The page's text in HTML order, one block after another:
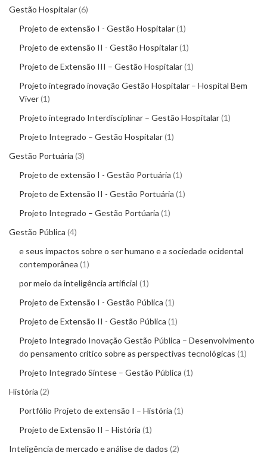
Gestão Hospitalar 6
Projeto de extensão I - Gestão Hospitalar 1
Projeto de extensão II - Gestão Hospitalar 1
Projeto de Extensão III – Gestão Hospitalar 1
Projeto integrado inovação Gestão Hospitalar – Hospital Bem
Viver 1
Projeto integrado Interdisciplinar – Gestão Hospitalar 1
Projeto Integrado – Gestão Hospitalar 1
Gestão Portuária 3
Projeto de extensão I - Gestão Portuária 1
Projeto de Extensão II - Gestão Portuária 1
Projeto Integrado – Gestão Portúaria 1
Gestão Pública 4
e seus impactos sobre o ser humano e a sociedade ocidental
contemporânea 1
por meio da inteligência artificial 1
Projeto de Extensão I - Gestão Pública 1
Projeto de Extensão II - Gestão Pública 1
Projeto Integrado Inovação Gestão Pública – Desenvolvimento
do pensamento crítico sobre as perspectivas tecnológicas 1
Projeto Integrado Síntese – Gestão Pública 1
História 2
Portfólio Projeto de extensão I – História 1
Projeto de Extensão II – História 1
Inteligência de mercado e análise de dados 2